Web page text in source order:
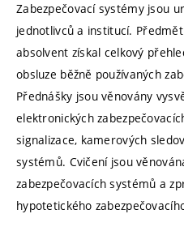
Zabezpečovací systémy jsou
jednotlivců a institucí.
absolvent získal celkový
obsluze běžně používaných
Přednášky jsou věnovány
elektronických
signalizace, kamerových
systémů. Cvičení jsou
zabezpečovacích systémů a
hypotetického